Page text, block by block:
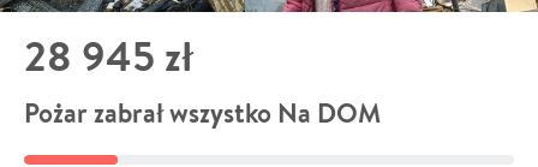
28 945 zł
Pożar zabrał wszystko Na DOM